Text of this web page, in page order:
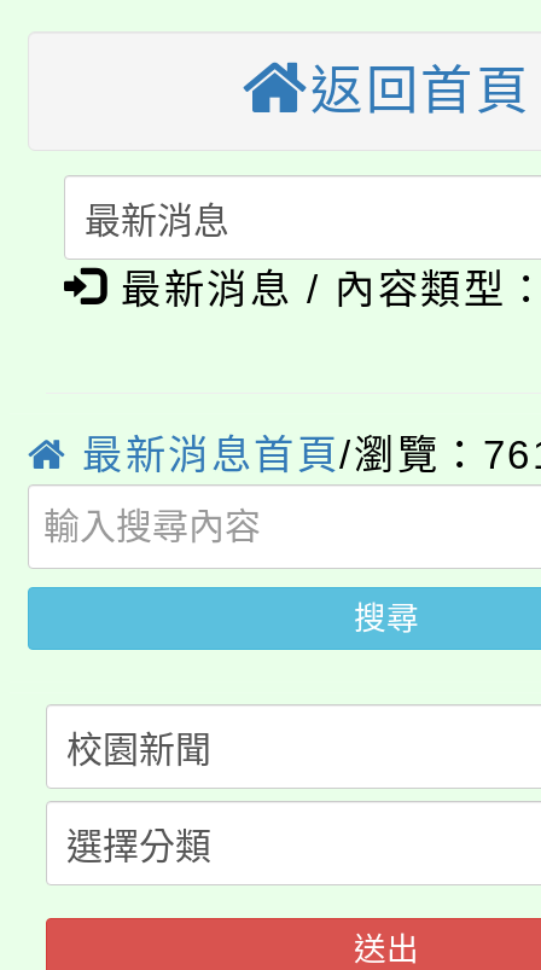
《TA101》溝通分析基
程，歡迎學生輔導中心
心理、諮商輔導、社會
系所師生報名參加。
轉知苗栗縣政府辦理
縣市「校園短影音徵
門員」簡章及活動海報
踴躍報名參加。
桃園市115學年度學生
要點
「桃園市補助參觀特色
展演活動實施計畫」
115年度「教育部表揚
義教育推展貢獻獎」
公告本校115學年度第
生本土語及新住民語歌
公告本校115學年度第
代理(課)教師甄選結果(
公告本校115學年度第
代理(課)教師甄選結果(
轉知中國文化大學推廣
《TA101》溝通分析基
程，歡迎學生輔導中心
心理、諮商輔導、社會
系所師生報名參加。
轉知苗栗縣政府辦理
縣市「校園短影音徵選
門員」簡章及活動海報
踴躍報名參加。
桃園市115學年度學生
要點
「桃園市補助參觀特色
展演活動實施計畫」
115年度「教育部表揚
義教育推展貢獻獎」
返回首頁
最新消息 / 內容類型
最新消息首頁/瀏覽：
搜尋
送出